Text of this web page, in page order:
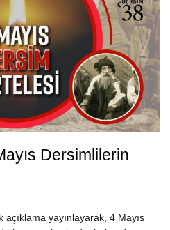
Dersimlilerin
yayınlayarak, 4 Mayıs